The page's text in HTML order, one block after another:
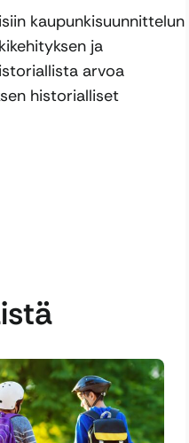
kaupunkisuunnittelun
ja
arvoa
historialliset